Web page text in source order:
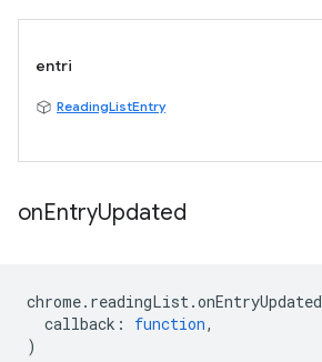
entri
ReadingListEntry
onEntryUpdated
chrome. readingList .onEntryUpdated
callback : function,
)